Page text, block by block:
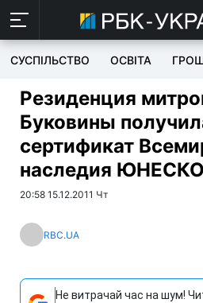
СУСПІЛЬСТВО ОСВІТА
Резиденция
Буковины
сертификат
наследия ЮНЕСКО
20:58 15.12.2011 Чт
RBC.UA
Не витрачай час на шум!